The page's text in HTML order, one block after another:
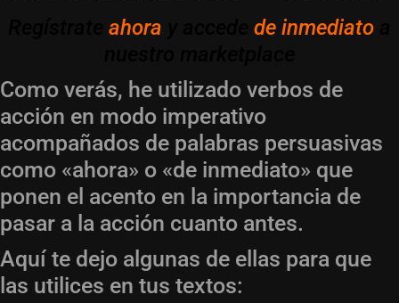
ahora de inmediato
Como verás, he utilizado verbos de
acción en modo imperativo
acompañados de palabras persuasivas
como «ahora» o «de inmediato» que
ponen el acento en la importancia de
pasar a la acción cuanto antes.
Aquí te dejo algunas de ellas para que
las utilices en tus textos: